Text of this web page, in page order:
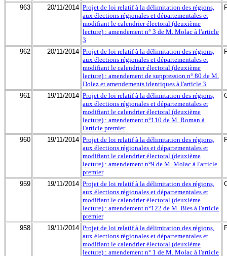
963 20/11/2014 Projet de loi relatif à la délimitation des régions,
aux élections régionales et départementales et
modifiant le calendrier électoral (deuxième
lecture) : amendement n° 3 de M. Molac à l'article
3
962 20/11/2014 Projet de loi relatif à la délimitation des régions,
aux élections régionales et départementales et
modifiant le calendrier électoral (deuxième
lecture) : amendement de suppression n° 80 de M.
Dolez et amendements identiques à l'article 3
961 19/11/2014 Projet de loi relatif à la délimitation des régions,
aux élections régionales et départementales et
modifiant le calendrier électoral (deuxième
lecture) : amendement n°110 de M. Roman à
l'article premier
960 19/11/2014 Projet de loi relatif à la délimitation des régions,
aux élections régionales et départementales et
modifiant le calendrier électoral (deuxième
lecture) : amendement n°9 de M. Molac à l'article
premier
959 19/11/2014 Projet de loi relatif à la délimitation des régions,
aux élections régionales et départementales et
modifiant le calendrier électoral (deuxième
lecture) : amendement n°122 de M. Bies à l'article
premier
958 19/11/2014 Projet de loi relatif à la délimitation des régions,
aux élections régionales et départementales et
modifiant le calendrier électoral (deuxième
lecture) : amendement n° 1 de M. Molac à l'article